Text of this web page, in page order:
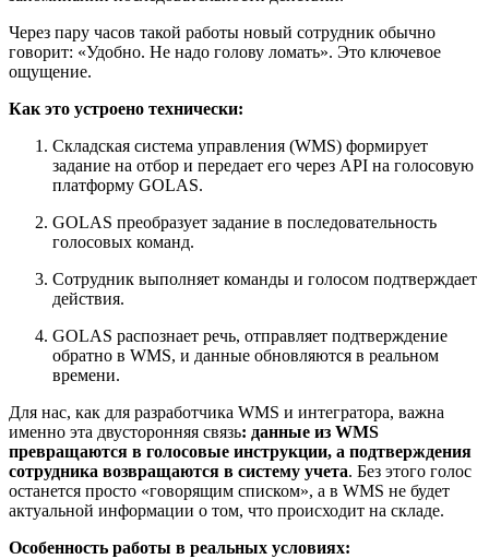
Через пару часов такой работы новый сотрудник обычно
говорит: «Удобно. Не надо голову ломать». Это ключевое
ощущение.
Как это устроено технически:
Складская система управления (WMS) формирует
задание на отбор и передает его через API на голосовую
платформу GOLAS.
GOLAS преобразует задание в последовательность
голосовых команд.
Сотрудник выполняет команды и голосом подтверждает
действия.
GOLAS распознает речь, отправляет подтверждение
обратно в WMS, и данные обновляются в реальном
времени.
Для нас, как для разработчика WMS и интегратора, важна
именно эта двусторонняя связь: данные из WMS
превращаются в голосовые инструкции, а подтверждения
сотрудника возвращаются в систему учета. Без этого голос
останется просто «говорящим списком», а в WMS не будет
актуальной информации о том, что происходит на складе.
Особенность работы в реальных условиях: